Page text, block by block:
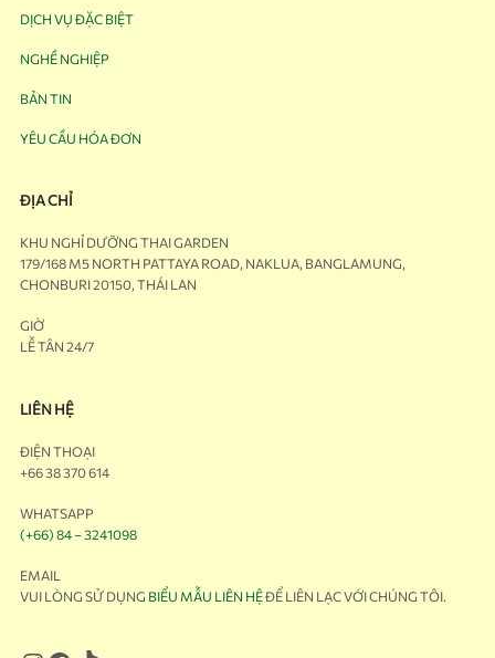
DỊCH VỤ ĐẶC BIỆT
NGHỀ NGHIỆP
BẢN TIN
YÊU CẦU HÓA ĐƠN
ĐỊA CHỈ
KHU NGHỈ DƯỠNG THAI GARDEN
179/168 M5 NORTH PATTAYA ROAD, NAKLUA, BANGLAMUNG,
CHONBURI 20150, THÁI LAN
GIỜ
LỄ TÂN 24/7
LIÊN HỆ
ĐIỆN THOẠI
+66 38 370 614
WHATSAPP
(+66) 84 – 3241098
EMAIL
VUI LÒNG SỬ DỤNG BIỂU MẪU LIÊN HỆĐỂ LIÊN LẠC VỚI CHÚNG TÔI.